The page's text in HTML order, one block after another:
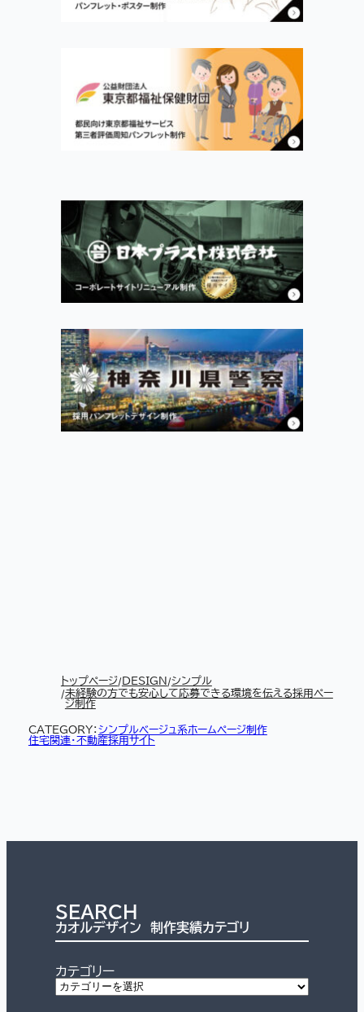
トップページ DESIGN シンプル
未経験の方でも安心して応募できる環境を伝える採用ペー
ジ制作
CATEGORY： シンプルベージュ系ホームページ制作
住宅関連・不動産採用サイト
SEARCH
カオルデザイン 制作実績カテゴリ
カテゴリー